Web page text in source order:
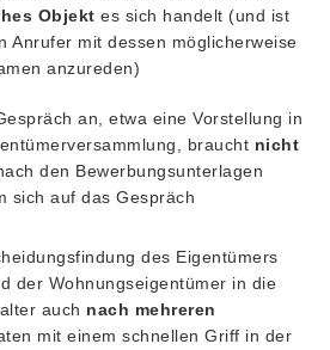
Objekt es sich handelt (und ist
Anrufer mit dessen möglicherweise
anzureden)
an, etwa eine Vorstellung in
braucht nicht
den Bewerbungsunterlagen
sich auf das Gespräch
des Eigentümers
der Wohnungseigentümer in die
auch nach mehreren
mit einem schnellen Griff in der